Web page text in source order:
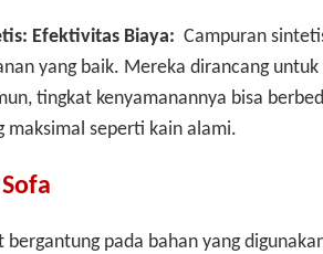
Efektivitas Biaya: Campuran
yang baik. Mereka dirancang
tingkat kenyamanannya bisa
maksimal seperti kain alami.
bergantung pada bahan yang